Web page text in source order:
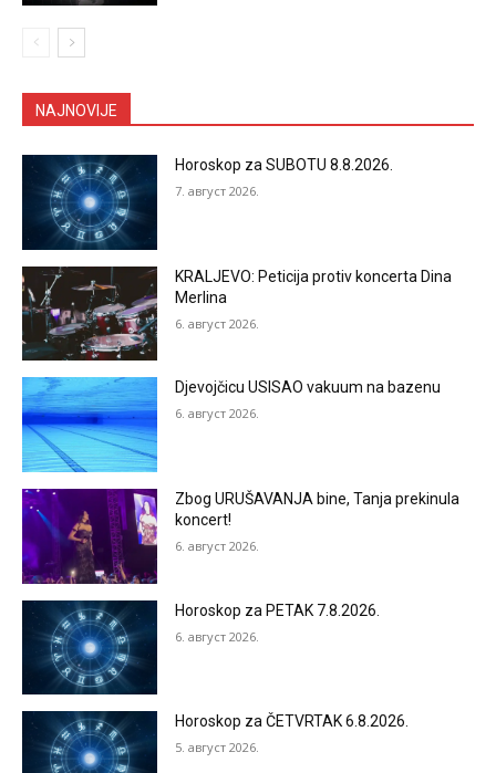
NAJNOVIJE
Horoskop za SUBOTU 8.8.2026.
7. август 2026.
KRALJEVO: Peticija protiv koncerta Dina
Merlina
6. август 2026.
Djevojčicu USISAO vakuum na bazenu
6. август 2026.
Zbog URUŠAVANJA bine, Tanja prekinula
koncert!
6. август 2026.
Horoskop za PETAK 7.8.2026.
6. август 2026.
Horoskop za ČETVRTAK 6.8.2026.
5. август 2026.